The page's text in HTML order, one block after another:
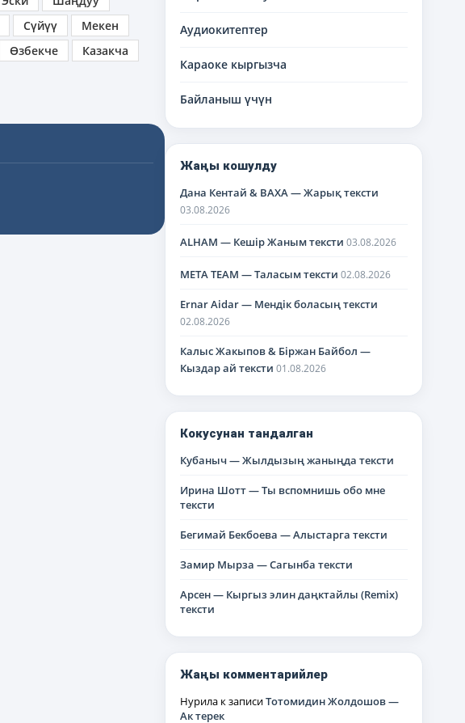
Аудиокитептер
Караоке кыргызча
Байланыш үчүн
Жаңы кошулду
Дана Кентай & BAXA — Жарық тексти
03.08.2026
ALHAM — Кешір Жаным тексти 03.08.2026
META TEAM — Таласым тексти 02.08.2026
Ernar Aidar — Мендік боласың тексти
02.08.2026
Калыс Жакыпов & Біржан Байбол —
Кыздар ай тексти 01.08.2026
Кокусунан тандалган
Кубаныч — Жылдызың жаныңда тексти
Ирина Шотт — Ты вспомнишь обо мне
тексти
Бегимай Бекбоева — Алыстарга тексти
Замир Мырза — Сагынба тексти
Арсен — Кыргыз элин даңктайлы (Remix)
тексти
Жаңы комментарийлер
Нурила к записиТотомидин Жолдошов —
Ак терек
Сүйүү
Мекен
Өзбекче
Казакча